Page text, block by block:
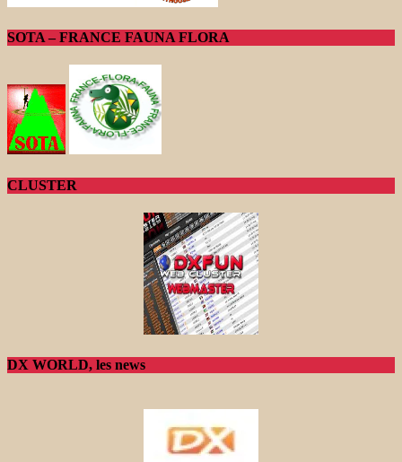
SOTA – FRANCE FAUNA FLORA
CLUSTER
DX WORLD, les news